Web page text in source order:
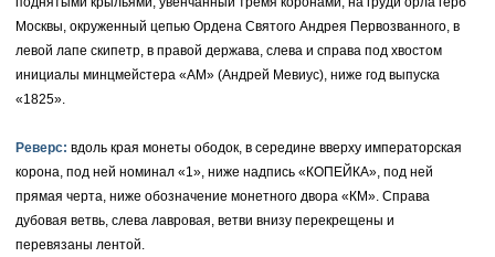
Русско-Польские
Для Польши
Для Грузии
Для Польши
Медь
Серебро
Медь
Для Молдавии и Валахии
Таврические монеты
Елизавета I (1741-1762)
Золото
Медь
Для Пруссии
Иоанн Антонович (1740-1741)
Петр II (1727-1730)
Екатерина I (1725-1727)
Москвы, окруженный цепью Ордена Святого Андрея Первозванного, в
левой лапе скипетр, в правой держава, слева и справа под хвостом
инициалы минцмейстера «АМ» (Андрей Мевиус), ниже год выпуска
«1825».
Реверс: вдоль края монеты ободок, в середине вверху императорская
корона, под ней номинал «1», ниже надпись «КОПЕЙКА», под ней
прямая черта, ниже обозначение монетного двора «КМ». Справа
дубовая ветвь, слева лавровая, ветви внизу перекрещены и
перевязаны лентой.